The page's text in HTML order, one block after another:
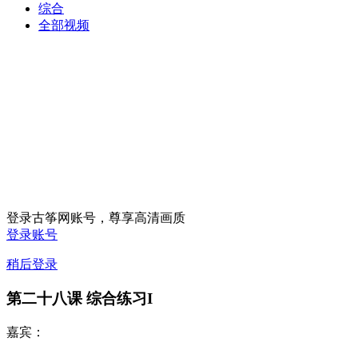
综合
全部视频
登录古筝网账号，尊享高清画质
登录账号
稍后登录
第二十八课 综合练习I
嘉宾：